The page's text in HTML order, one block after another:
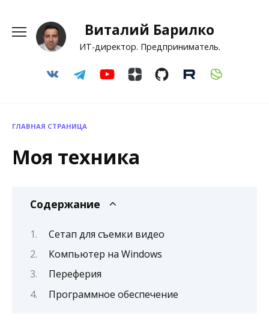
содержанию
Виталий Барилко
ИТ-директор. Предприниматель.
ГЛАВНАЯ СТРАНИЦА
Моя техника
Содержание
Сетап для съемки видео
Компьютер на Windows
Переферия
Программное обеспечение